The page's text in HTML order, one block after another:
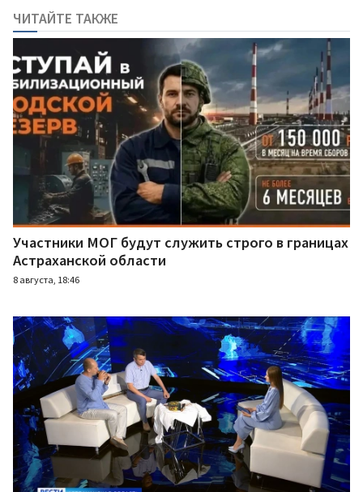
ЧИТАЙТЕ ТАКЖЕ
Участники МОГ будут служить строго в границах
Астраханской области
8 августа, 18:46